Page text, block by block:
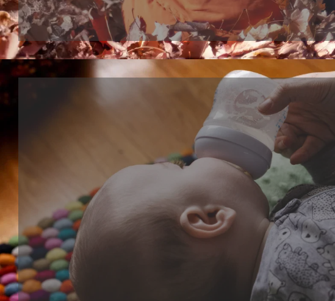
认知系列
认知玩具是一种有助于宝宝智力发育的学习玩具，训练他们的专注力、创造
力和逻辑能力。
查看更